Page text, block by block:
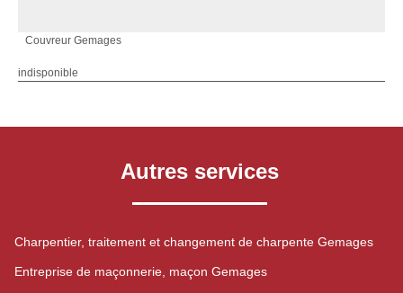
Couvreur Gemages
indisponible
Autres services
Charpentier, traitement et changement de charpente Gemages
Entreprise de maçonnerie, maçon Gemages